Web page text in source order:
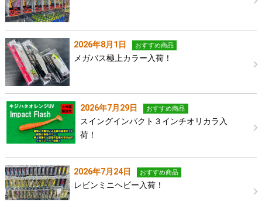
2026年8月1日 おすすめ商品
メガバス極上カラー入荷！
2026年7月29日 おすすめ商品
スイングインパクト３インチオリカラ入
荷！
2026年7月24日 おすすめ商品
レビンミニヘビー入荷！